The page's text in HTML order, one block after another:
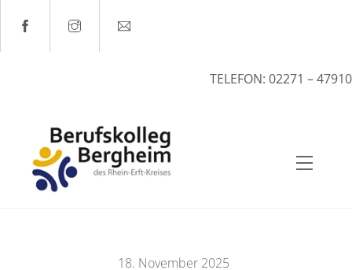
content
TELEFON: 02271 – 47910
Menu
18. November 2025